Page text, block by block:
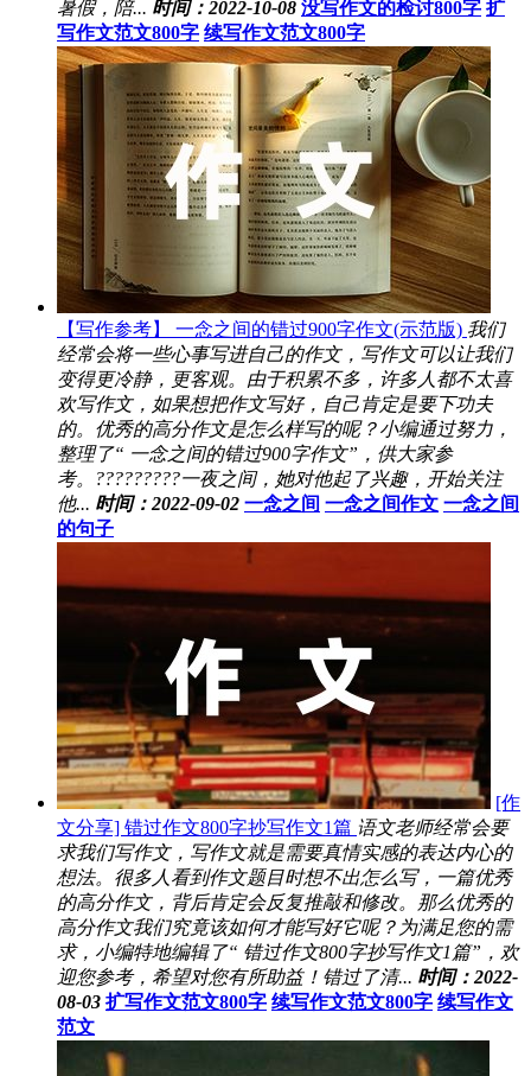
暑假，陪... 时间：2022-10-08 没写作文的检讨800字 扩
写作文范文800字 续写作文范文800字
【写作参考】 一念之间的错过900字作文(示范版) 我们
经常会将一些心事写进自己的作文，写作文可以让我们
变得更冷静，更客观。由于积累不多，许多人都不太喜
欢写作文，如果想把作文写好，自己肯定是要下功夫
的。优秀的高分作文是怎么样写的呢？小编通过努力，
整理了“ 一念之间的错过900字作文”，供大家参
考。?????????一夜之间，她对他起了兴趣，开始关注
他... 时间：2022-09-02 一念之间 一念之间作文 一念之间
的句子
[作
文分享] 错过作文800字抄写作文1篇 语文老师经常会要
求我们写作文，写作文就是需要真情实感的表达内心的
想法。很多人看到作文题目时想不出怎么写，一篇优秀
的高分作文，背后肯定会反复推敲和修改。那么优秀的
高分作文我们究竟该如何才能写好它呢？为满足您的需
求，小编特地编辑了“ 错过作文800字抄写作文1篇”，欢
迎您参考，希望对您有所助益！错过了清... 时间：2022-
08-03 扩写作文范文800字 续写作文范文800字 续写作文
范文